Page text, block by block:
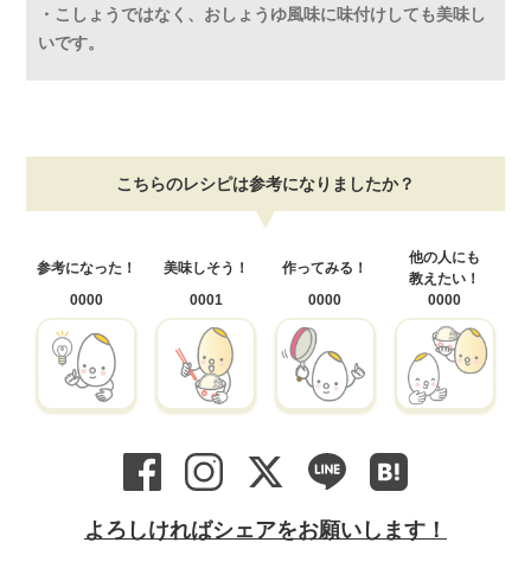
・こしょうではなく、おしょうゆ風味に味付けしても美味し
いです。
こちらのレシピは参考になりましたか？
参考になった！
0000
美味しそう！
0001
作ってみる！
0000
他の人にも
教えたい！
0000
よろしければシェアをお願いします！